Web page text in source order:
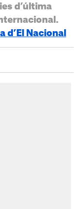
d’última
d’El Nacional